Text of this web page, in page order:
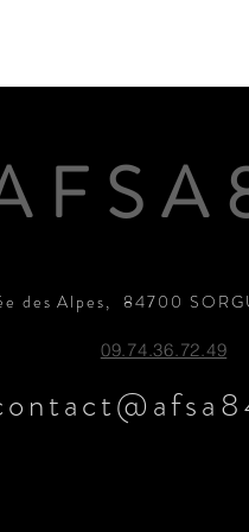
des Alpes, 84700
09.74.36.72.49